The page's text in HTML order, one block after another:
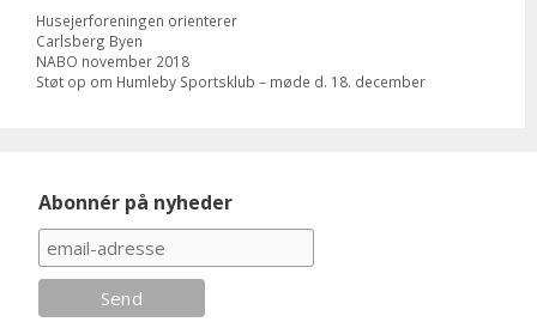
Categories
Husejerforeningen orienterer
Tags
Carlsberg Byen
NABO november 2018
Støt op om Humleby Sportsklub – møde d. 18. december
Abonnér på nyheder